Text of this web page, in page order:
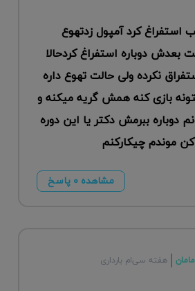
استفراغ کرد آمپول زدتهوع
دوباره استفراغ کردحالا
نکرده ولی حالت تهوع داره
بازی کنه همش گریه میکنه و
دوباره ببرمش دکتر یا این دوره
موندم چیکارکنم
مشاهده ۰ پاسخ
هفته سی‌ام بارداری